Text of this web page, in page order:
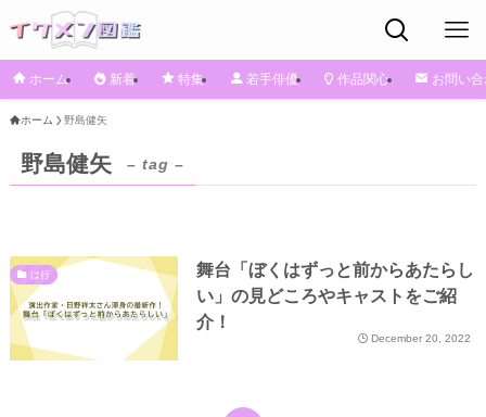
ホーム 新着 特集 若手俳優 作品関心 お問い
ホーム 野島健矢
野島健矢 – tag –
は行
舞台「ぼくはずっと前からあたらし
い」の見どころやキャストをご紹
介！
December 20, 2022